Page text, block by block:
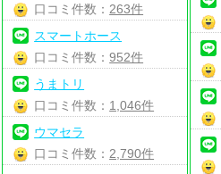
口コミ件数： 263件
スマートホース
口コミ件数：952件
うまトリ
口コミ件数： 1,046件
ウマセラ
口コミ件数： 2,790件